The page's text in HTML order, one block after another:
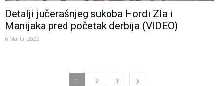
Detalji jučerašnjeg sukoba Hordi Zla i
Manijaka pred početak derbija (VIDEO)
6 Marta, 2022
1 2 3